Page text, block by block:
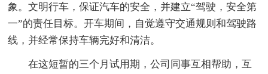
象。文明行车，保证汽车的安全，并建立“驾驶，安全第
一”的责任目标。开车期间，自觉遵守交通规则和驾驶路
线，并经常保持车辆完好和清洁。
在这短暂的三个月试用期，公司同事互相帮助，互